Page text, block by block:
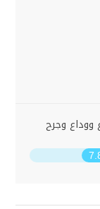
وجرح